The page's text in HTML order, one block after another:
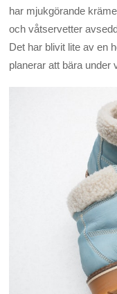
har mjukgörande
och våtservetter
Det har blivit lite av en
planerar att bära under